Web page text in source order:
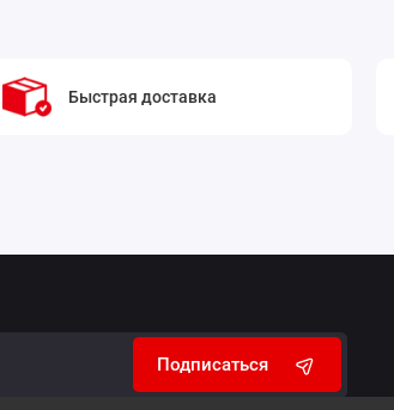
Быстрая доставка
Подписаться